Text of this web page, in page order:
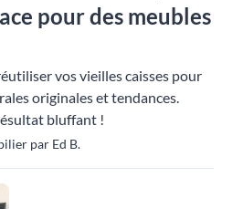
pour des meubles
vos vieilles caisses pour
originales et tendances.
bluffant !
par Ed B.